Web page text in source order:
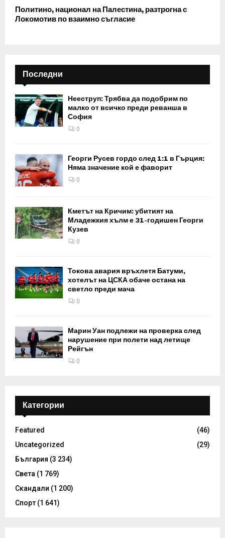
Политино, национал на Палестина, разтрогна с
Локомотив по взаимно съгласие
Последни
Нееструп: Трябва да подобрим по
малко от всичко преди реванша в
София
0
Георги Русев гордо след 1:1 в Гърция:
Няма значение кой е фаворит
0
Кметът на Кричим: убитият на
Младежкия хълм е 31-годишен Георги
Кузев
0
Токова авария връхлетя Батуми,
хотелът на ЦСКА обаче остана на
светло преди мача
0
Марин Уан подлежи на проверка след
нарушение при полети над летище
Рейгън
0
Категории
Featured
(46)
Uncategorized
(29)
България (3 234)
Света (1 769)
Скандали (1 200)
Спорт (1 641)